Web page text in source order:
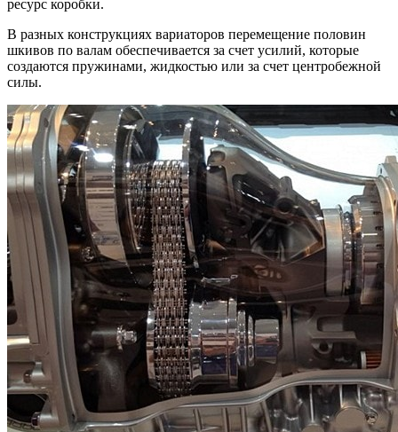
ресурс коробки.
В разных конструкциях вариаторов перемещение половин
шкивов по валам обеспечивается за счет усилий, которые
создаются пружинами, жидкостью или за счет центробежной
силы.